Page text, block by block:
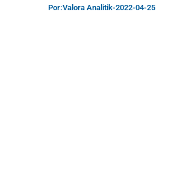
Por:Valora Analitik-2022-04-25